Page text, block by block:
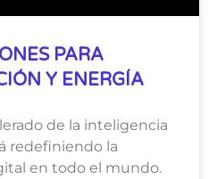
PARA
Y ENERGÍA
de la inteligencia
redefiniendo la
en todo el mundo.